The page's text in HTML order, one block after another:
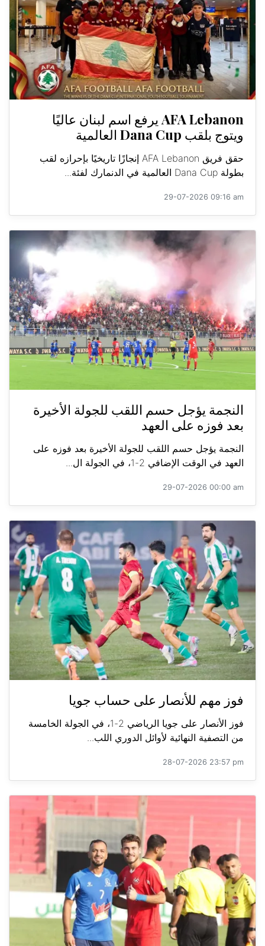
AFA Lebanon يرفع اسم لبنان عاليًا
ويتوج بلقب Dana Cup العالمية
حقق فريق AFA Lebanon إنجازًا تاريخيًا بإحرازه لقب
بطولة Dana Cup العالمية في الدنمارك لفئة...
29-07-2026 09:16 am
النجمة يؤجل حسم اللقب للجولة الأخيرة
بعد فوزه على العهد
النجمة يؤجل حسم اللقب للجولة الأخيرة بعد فوزه على
العهد في الوقت الإضافي 2-1، في الجولة ال...
29-07-2026 00:00 am
فوز مهم للأنصار على حساب جويا
فوز الأنصار على جويا الرياضي 2-1، في الجولة الخامسة
من التصفية النهائية لأوائل الدوري اللب...
28-07-2026 23:57 pm